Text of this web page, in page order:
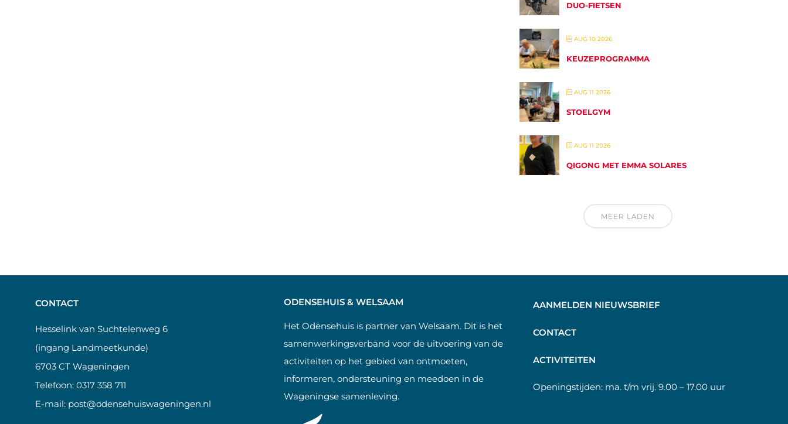
DUO-FIETSEN
AUG 10 2026
KEUZEPROGRAMMA
AUG 11 2026
STOELGYM
AUG 11 2026
QIGONG MET EMMA SOLARES
MEER LADEN
CONTACT
Hesselink van Suchtelenweg 6
(ingang Landmeetkunde)
6703 CT Wageningen
Telefoon: 0317 358 711
E-mail: post@odensehuiswageningen.nl
ODENSEHUIS & WELSAAM
Het Odensehuis is partner van Welsaam. Dit is het
samenwerkingsverband voor de uitvoering van de
activiteiten op het gebied van ontmoeten,
informeren, ondersteuning en meedoen in de
Wageningse samenleving.
AANMELDEN NIEUWSBRIEF
CONTACT
ACTIVITEITEN
Openingstijden: ma. t/m vrij. 9.00 – 17.00 uur